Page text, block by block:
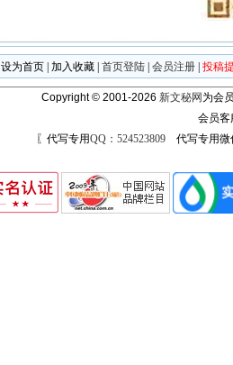
设为首页 加入收藏 首页登陆 会员注册 投稿
Copyright © 2001-2026 新文秘网 为会
会员
〖代写专用QQ：524523809代写专用微